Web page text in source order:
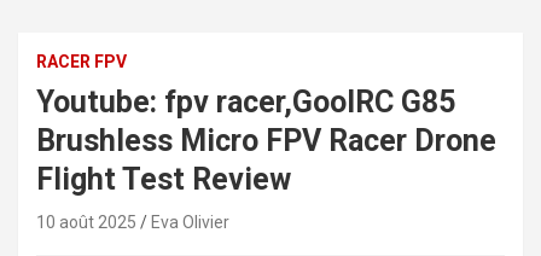
RACER FPV
Youtube: fpv racer,GoolRC G85
Brushless Micro FPV Racer Drone
Flight Test Review
10 août 2025 Eva Olivier